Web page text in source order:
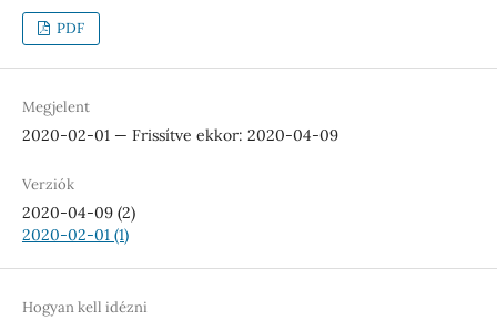
PDF
Megjelent
2020-02-01 — Frissítve ekkor: 2020-04-09
Verziók
2020-04-09 (2)
2020-02-01 (1)
Hogyan kell idézni